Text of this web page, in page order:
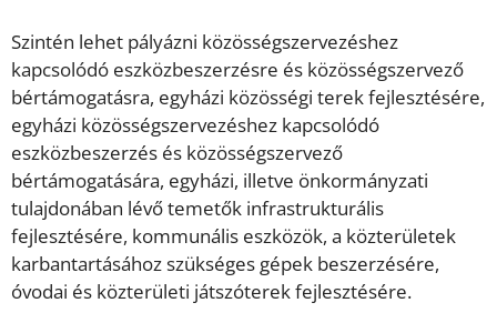
Szintén lehet pályázni közösségszervezéshez
kapcsolódó eszközbeszerzésre és közösségszervező
bértámogatásra, egyházi közösségi terek fejlesztésére,
egyházi közösségszervezéshez kapcsolódó
eszközbeszerzés és közösségszervező
bértámogatására, egyházi, illetve önkormányzati
tulajdonában lévő temetők infrastrukturális
fejlesztésére, kommunális eszközök, a közterületek
karbantartásához szükséges gépek beszerzésére,
óvodai és közterületi játszóterek fejlesztésére.